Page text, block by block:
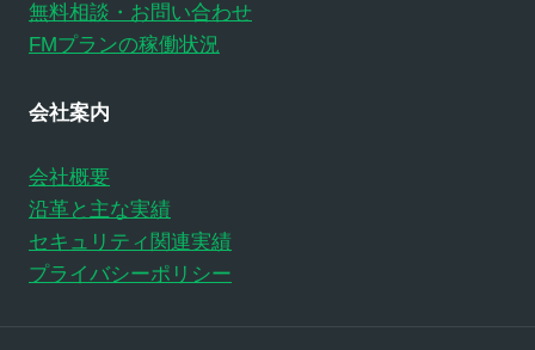
無料相談・お問い合わせ
FMプランの稼働状況
会社案内
会社概要
沿革と主な実績
セキュリティ関連実績
プライバシーポリシー